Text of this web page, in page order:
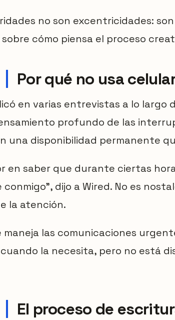
no son excentricidades:
cómo piensa el proceso
Por qué no usa
en varias entrevistas a lo largo
profundo de las
una disponibilidad permanente
en saber que durante ciertas
conmigo", dijo a Wired. No es
la atención.
las comunicaciones
la necesita, pero no está
El proceso de